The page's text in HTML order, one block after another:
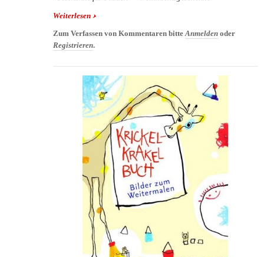
Weiterlesen über Passende Geschenke für Frauen
Zum Verfassen von Kommentaren bitte Anmelden oder
Registrieren.